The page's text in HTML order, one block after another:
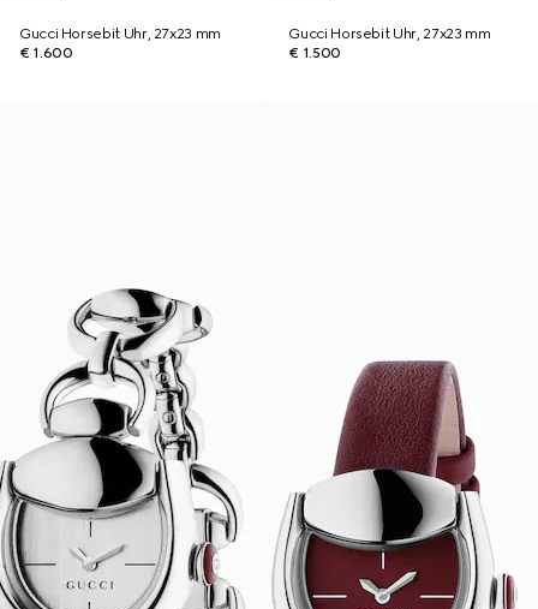
Gucci Horsebit Uhr, 27x23 mm
€ 1.600
Gucci Horsebit Uhr, 27x23 mm
€ 1.500